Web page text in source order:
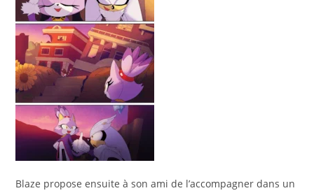
Blaze propose ensuite à son ami de l’accompagner dans un